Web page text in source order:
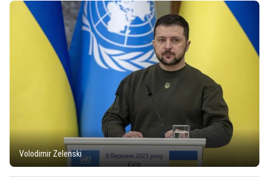
Volodimir Zelenski